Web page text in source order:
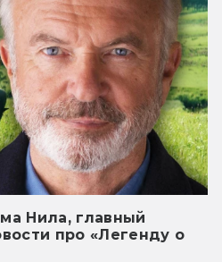
Нила, главный
про «Легенду о